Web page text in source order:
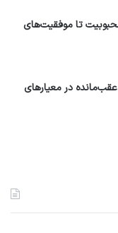
تا موفقیت‌های
عقب‌مانده در معیارهای